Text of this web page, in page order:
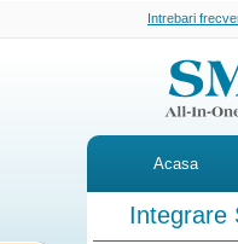
Intrebari
Acasa
Integrare